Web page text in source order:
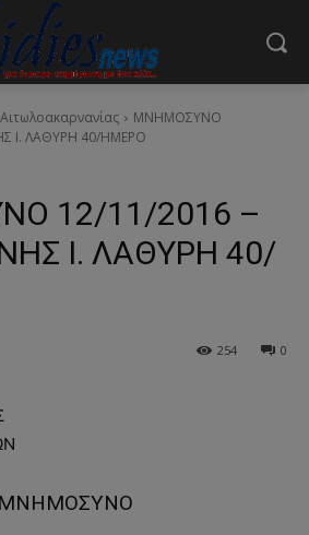
Αιτωλοακαρνανίας
ΜΝΗΜΟΣΥΝΟ
Ι. ΛΑΘΥΡΗ 40/ΗΜΕΡΟ
12/11/2016 –
Ι. ΛΑΘΥΡΗ 40/
0
254
ΜΝΗΜΟΣΥΝΟ